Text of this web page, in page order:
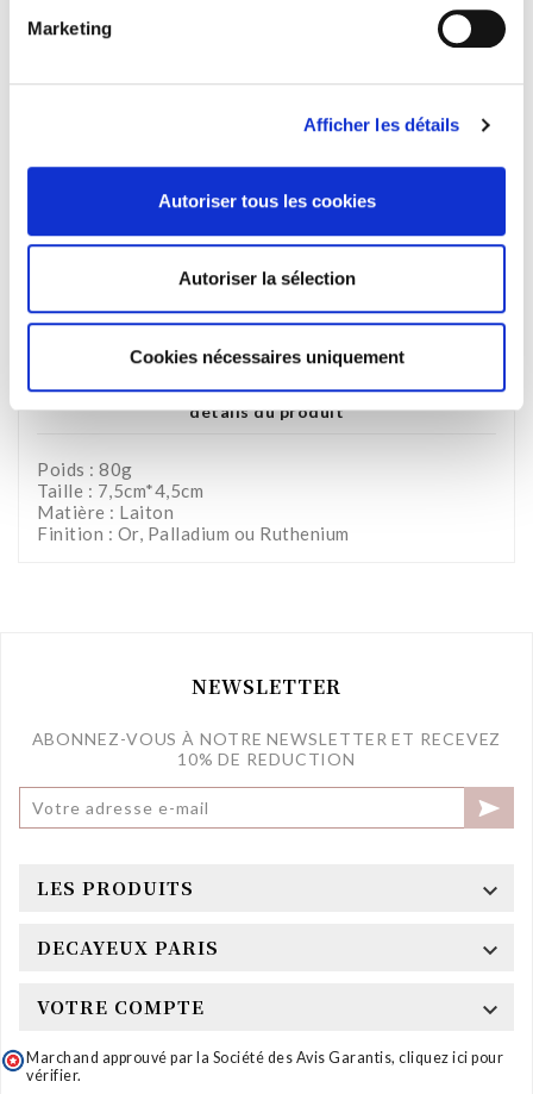
Marketing
Afficher les détails
Autoriser tous les cookies
Autoriser la sélection
Cookies nécessaires uniquement
PAIEMENT SÉCURISÉ
sur une sélection de pays
09h-17h (Lundi-Jeudi)
Description
détails du produit
Poids : 80g
Taille : 7,5cm*4,5cm
Matière : Laiton
Finition : Or, Palladium ou Ruthenium
NEWSLETTER
ABONNEZ-VOUS À NOTRE NEWSLETTER ET RECEVEZ
10% DE REDUCTION

LES PRODUITS 
DECAYEUX PARIS 
VOTRE COMPTE 
Marchand approuvé par la Société des Avis Garantis, cliquez ici pour
vérifier.